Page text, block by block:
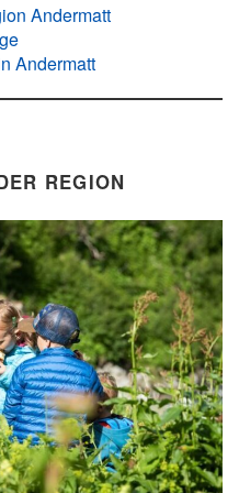
Andermatt
Andermatt
REGION